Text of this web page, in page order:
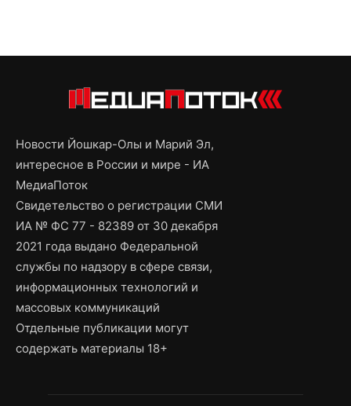
Новости Йошкар-Олы и Марий Эл,
интересное в России и мире - ИА
МедиаПоток
Свидетельство о регистрации СМИ
ИА № ФС 77 - 82389 от 30 декабря
2021 года выдано Федеральной
службы по надзору в сфере связи,
информационных технологий и
массовых коммуникаций
Отдельные публикации могут
содержать материалы 18+